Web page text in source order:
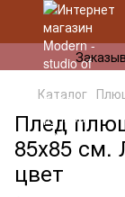
Каталог
Плед
85х85 см.
цвет